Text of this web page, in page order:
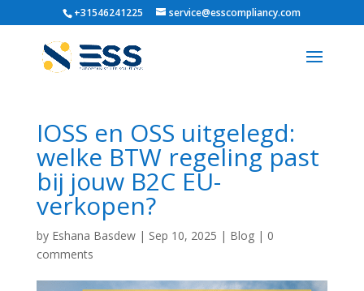
+31546241225 service@esscompliancy.com
IOSS en OSS uitgelegd:
welke BTW regeling past
bij jouw B2C EU-
verkopen?
by Eshana Basdew| Sep 10, 2025 | Blog| 0
comments